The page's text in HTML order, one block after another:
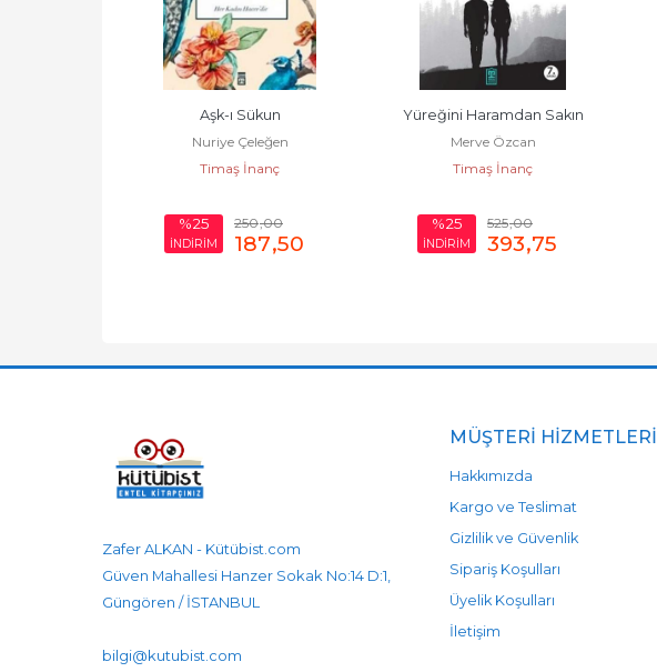
Aşk-ı Sükun
Nuriye Çeleğen
Timaş İnanç
%25
İNDİRİM
250,00
187,50
Yüreğini Haramdan Sakın
Merve Özcan
Timaş İnanç
%25
İNDİRİM
525,00
393,75
Zafer ALKAN - Kütübist.com
Güven Mahallesi Hanzer Sokak No:14 D:1,
Güngören / İSTANBUL
bilgi@kutubist.com
MÜŞTERI HIZMETLERI
Hakkımızda
Kargo ve Teslimat
Gizlilik ve Güvenlik
Sipariş Koşulları
Üyelik Koşulları
İletişim